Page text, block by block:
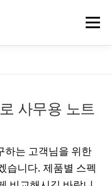
메뉴
사무용 노트
하는 고객님을 위한
습니다. 제품별 스펙